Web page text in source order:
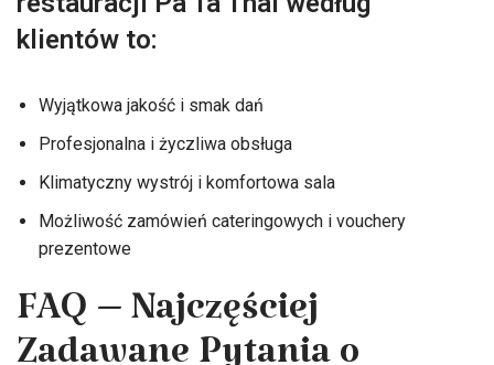
klientów to:
Wyjątkowa jakość i smak dań
Profesjonalna i życzliwa obsługa
Klimatyczny wystrój i komfortowa sala
Możliwość zamówień cateringowych i vouchery
prezentowe
FAQ – Najczęściej